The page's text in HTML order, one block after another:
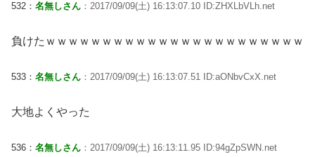
532： 名無しさん ：2017/09/09(土) 16:13:07.10 ID:ZHXLbVLh.net
負けたｗｗｗｗｗｗｗｗｗｗｗｗｗｗｗｗｗｗｗｗｗｗｗ
533： 名無しさん ：2017/09/09(土) 16:13:07.51 ID:aONbvCxX.net
大地よくやった
536： 名無しさん ：2017/09/09(土) 16:13:11.95 ID:94gZpSWN.net